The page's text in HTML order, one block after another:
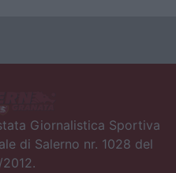
Giornalistica Sportiva
di Salerno nr. 1028 del